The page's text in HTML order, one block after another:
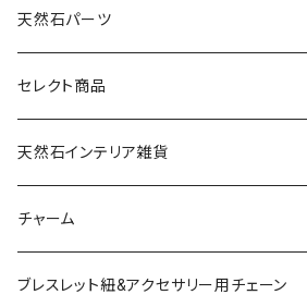
天然石パーツ
天然石
ドゥルージー
ソーラークォーツ
コッパー
セレクト商品
天然石インテリア雑貨
天然石スライスコースター
天然石キャンドルホルダー
チャーム
ブレスレット紐&アクセサリー用チェーン